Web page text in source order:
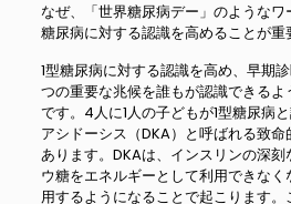
なぜ、「世界糖尿病デー」のようなワ
糖尿病に対する認識を高めることが重
1型糖尿病に対する認識を高め、早期
つの重要な兆候を誰もが認識できる
です。4人に1人の子どもが1型糖尿病
アシドーシス（DKA）と呼ばれる致
あります。DKAは、インスリンの深
ウ糖をエネルギーとして利用できな
用するようになることで起こります